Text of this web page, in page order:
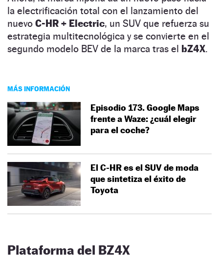
la electrificación total con el lanzamiento del
nuevo C-HR + Electric, un SUV que refuerza su
estrategia multitecnológica y se convierte en el
segundo modelo BEV de la marca tras el bZ4X.
MÁS INFORMACIÓN
Episodio 173. Google Maps
frente a Waze: ¿cuál elegir
para el coche?
El C-HR es el SUV de moda
que sintetiza el éxito de
Toyota
Plataforma del BZ4X